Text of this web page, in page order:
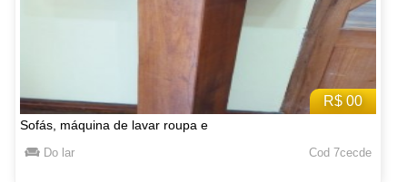
R$ 00
Sofás, máquina de lavar roupa e
Do lar Cod 7cecde